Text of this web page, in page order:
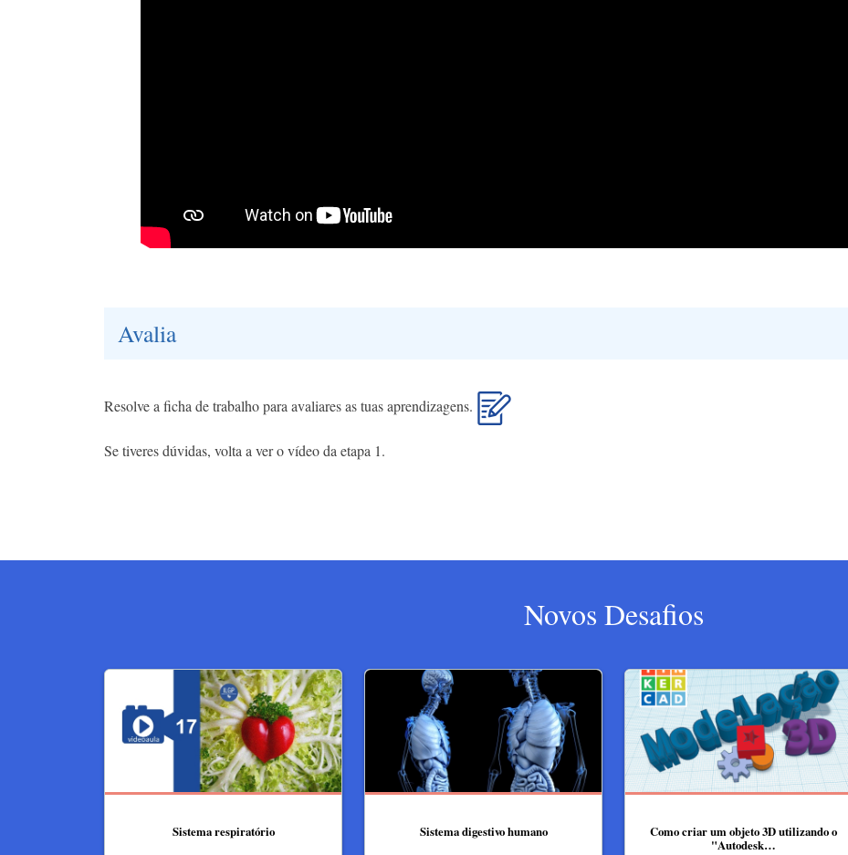
Avalia
Resolve a ficha de trabalho para avaliares as tuas aprendizagens.
Se tiveres dúvidas, volta a ver o vídeo da etapa 1.
Novos Desafios
Sistema respiratório Sistema digestivo humano
Como criar um objeto 3D utilizando o
"Autodesk…